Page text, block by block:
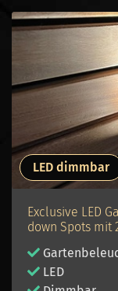
LED dimmbar
Exclusive LED
down Spots mit
LED